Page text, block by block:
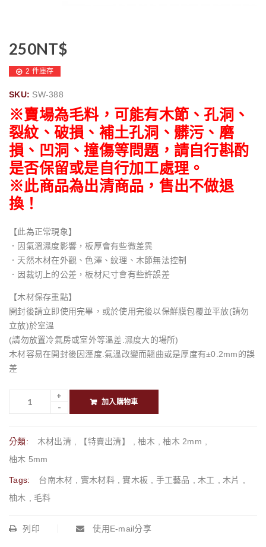
250NT$
2 件庫存
SKU: SW-388
※賣場為毛料，可能有木節、孔洞、
裂紋、破損、補土孔洞、髒污、磨
損、凹洞、撞傷等問題，請自行斟酌
是否保留或是自行加工處理。
※此商品為出清商品，售出不做退
換！
【此為正常現象】
．因氣溫濕度影響，板厚會有些微差異
．天然木材在外觀、色澤、紋理、木節無法控制
．因裁切上的公差，板材尺寸會有些許誤差
【木材保存重點】
開封後請立即使用完畢，或於使用完後以保鮮膜包覆並平放(請勿
立放)於室溫
(請勿放置冷氣房或室外等溫差.濕度大的場所)
木材容易在開封後因溼度.氣溫改變而翹曲或是厚度有±0.2mm的誤
差
加入購物車
分類: 木材出清 【特賣出清】 ,柚木 ,柚木 2mm
柚木 5mm
Tags: 台南木材 實木材料 ,實木板 手工藝品 木工 木片
柚木
毛料
列印 使用E-mail分享